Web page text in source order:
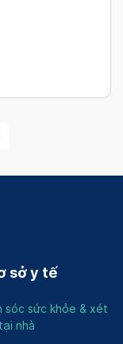
sở y tế
sóc sức khỏe & xét
nhà